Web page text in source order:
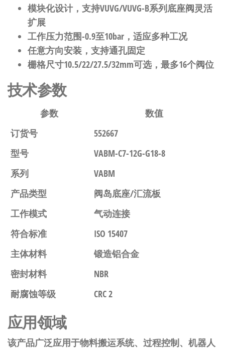
模块化设计，支持VUVG/VUVG-B系列底座阀灵活
扩展
工作压力范围-0.9至10bar，适应多种工况
任意方向安装，支持通孔固定
栅格尺寸10.5/22/27.5/32mm可选，最多16个阀位
技术参数
参数
数值
订货号
552667
型号
VABM-C7-12G-G18-8
系列
VABM
产品类型
阀岛底座/汇流板
工作模式
气动连接
符合标准
ISO 15407
主体材料
锻造铝合金
密封材料
NBR
耐腐蚀等级
CRC 2
应用领域
该产品广泛应用于物料搬运系统、过程控制、机器人